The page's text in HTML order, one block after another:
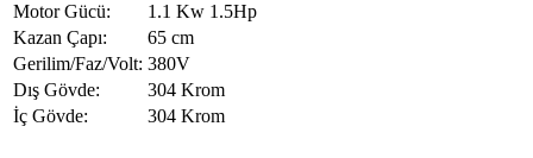
Motor Gücü:
1.1 Kw 1.5Hp
Kazan Çapı:
65 cm
Gerilim/Faz/Volt: 380V
Dış Gövde:
304 Krom
İç Gövde:
304 Krom